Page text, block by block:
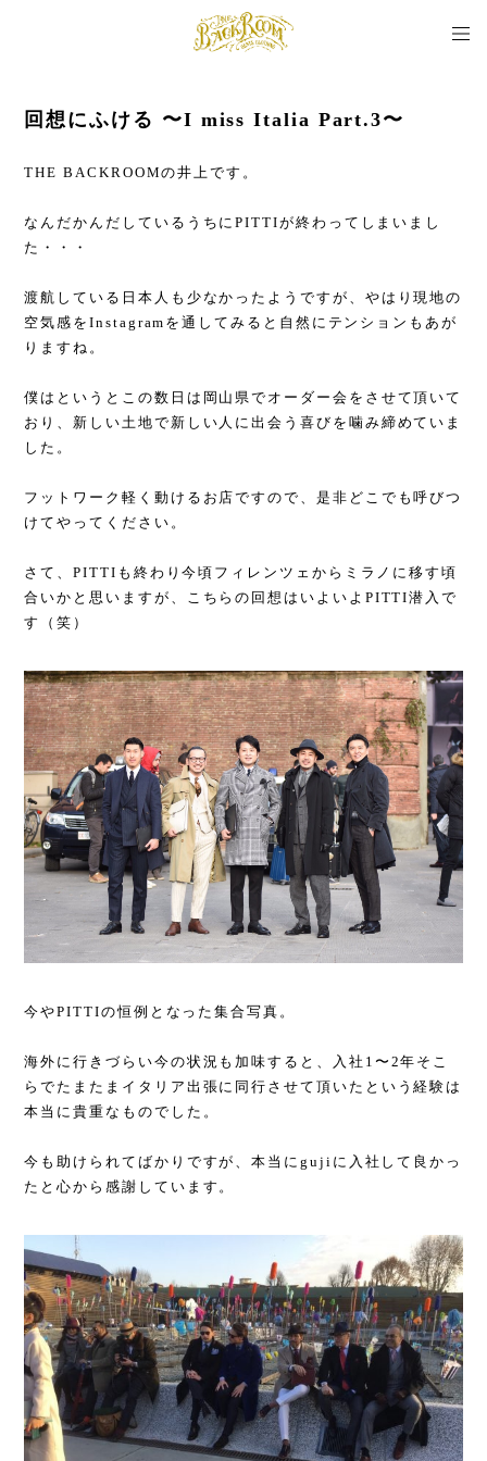
回想にふける 〜I miss Italia Part.3〜
THE BACKROOMの井上です。
なんだかんだしているうちにPITTIが終わってしまいまし
た・・・
渡航している日本人も少なかったようですが、やはり現地の
空気感をInstagramを通してみると自然にテンションもあが
りますね。
僕はというとこの数日は岡山県でオーダー会をさせて頂いて
おり、新しい土地で新しい人に出会う喜びを噛み締めていま
した。
フットワーク軽く動けるお店ですので、是非どこでも呼びつ
けてやってください。
さて、PITTIも終わり今頃フィレンツェからミラノに移す頃
合いかと思いますが、こちらの回想はいよいよPITTI潜入で
す（笑）
今やPITTIの恒例となった集合写真。
海外に行きづらい今の状況も加味すると、入社1〜2年そこ
らでたまたまイタリア出張に同行させて頂いたという経験は
本当に貴重なものでした。
今も助けられてばかりですが、本当にgujiに入社して良かっ
たと心から感謝しています。